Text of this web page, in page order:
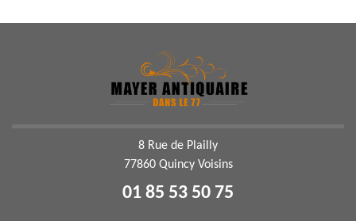
8 Rue de Plailly
77860 Quincy Voisins
01 85 53 50 75